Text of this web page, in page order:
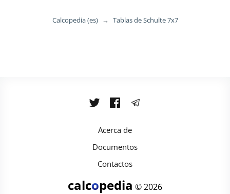
Calcopedia (es) → Tablas de Schulte 7x7
Acerca de
Documentos
Contactos
calcopedia © 2026